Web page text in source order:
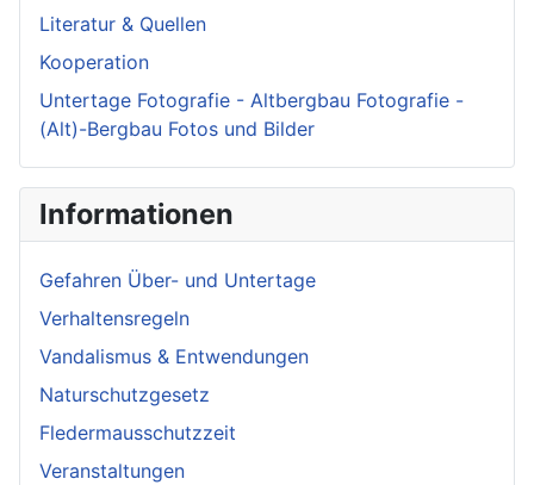
Literatur & Quellen
Kooperation
Untertage Fotografie - Altbergbau Fotografie -
(Alt)-Bergbau Fotos und Bilder
Informationen
Gefahren Über- und Untertage
Verhaltensregeln
Vandalismus & Entwendungen
Naturschutzgesetz
Fledermausschutzzeit
Veranstaltungen